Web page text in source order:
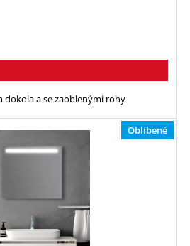
dokola a se zaoblenými rohy
Oblíbené